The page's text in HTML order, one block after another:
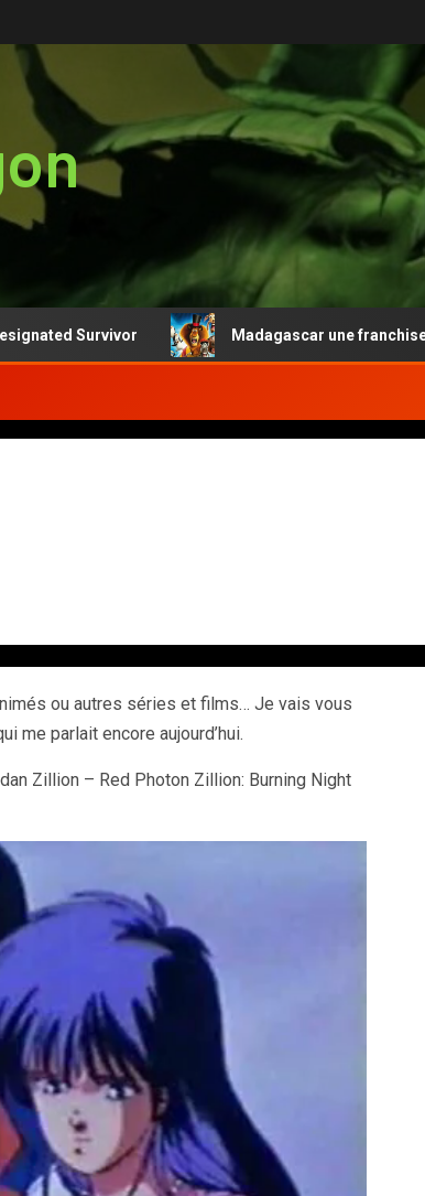
Survivor Madagascar une franchise
ou autres séries et films… Je vais vous
me parlait encore aujourd’hui.
Zillion – Red Photon Zillion: Burning Night